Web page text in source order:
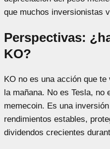
que muchos inversionistas
Perspectivas:
KO?
KO no es una acción que
la mañana. No es Tesla, no
memecoin. Es una
rendimientos estables,
dividendos crecientes